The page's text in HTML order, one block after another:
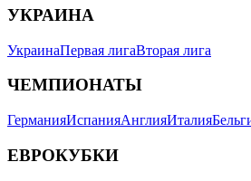
УКРАИНА
УкраинаПервая лигаВторая лига
ЧЕМПИОНАТЫ
ГерманияИспанияАнглияИталия
ЕВРОКУБКИ